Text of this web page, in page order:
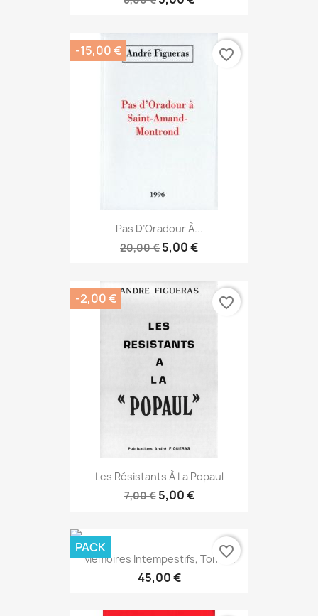
Pas D’Oradour À...
20,00 € 5,00 €
-15,00 € favorite_border
Les Résistants À La Popaul
7,00 € 5,00 €
-2,00 € favorite_border
Mémoires Intempestifs, Tome...
45,00 €
PACK favorite_border